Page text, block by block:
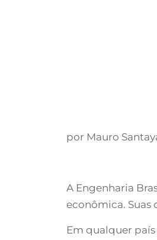
por Mauro
A Engenharia
econômica. Suas
Em qualquer